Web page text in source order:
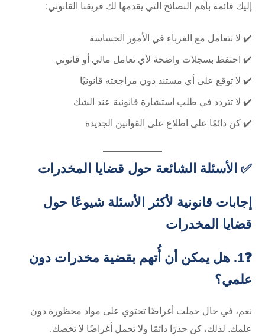
إليك قائمة بأهم النصائح التي يقدمها لك فريقنا القانوني:
✔️ لا تتعامل مع الغرباء في الأمور الحساسة
✔️ احتفظ بسجلات واضحة لأي تعامل مالي أو قانوني
✔️ لا توقع على أي مستند دون مراجعته قانونيًا
✔️ لا تتردد في طلب استشارة قانونية عند الشك
✔️ كن دائمًا على اطلاع على القوانين الجديدة
✅ الأسئلة الشائعة حول قضايا المخدرات
إجابات قانونية لأكثر الأسئلة شيوعًا حول
قضايا المخدرات
❓1. هل يمكن أن أُتهم بقضية مخدرات دون
علمي؟
نعم، في حال حملت أغراضًا تحتوي على مواد محظورة دون
علمك. لذلك، كن حذرًا دائمًا ولا تحمل أغراضًا لا تخصك.